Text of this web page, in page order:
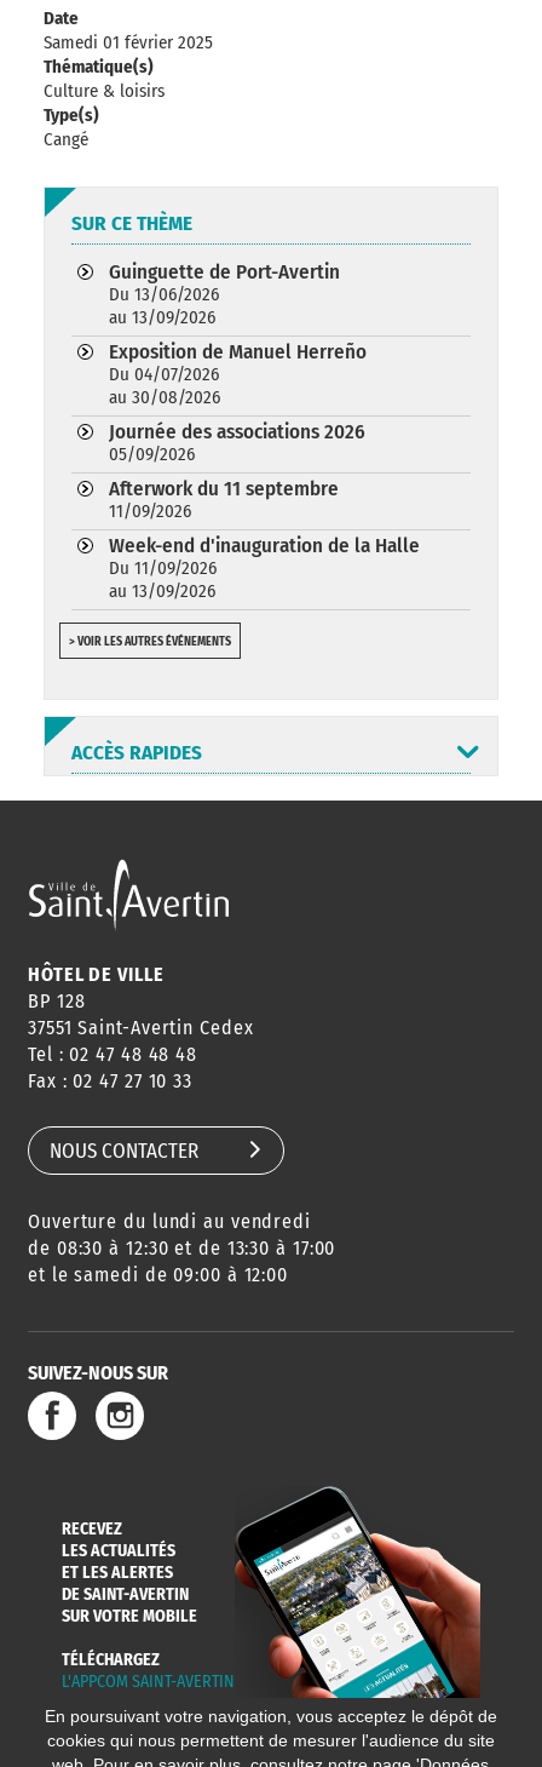
Date
Samedi 01 février 2025
Thématique(s)
Culture & loisirs
Type(s)
Cangé
SUR CE THÈME
Guinguette de Port-Avertin
Du 13/06/2026
au 13/09/2026
Exposition de Manuel Herreño
Du 04/07/2026
au 30/08/2026
Journée des associations 2026
05/09/2026
Afterwork du 11 septembre
11/09/2026
Week-end d'inauguration de la Halle
Du 11/09/2026
au 13/09/2026
> VOIR LES AUTRES ÉVÉNEMENTS
ACCÈS RAPIDES
ANNUAIRE
HORAIRES
CONSEILS
DE QUARTIER
AGENDA
DES SORTIES
URBANISME
SERVICE
DE L'EAU
HÔTEL DE VILLE
BP 128
37551 Saint-Avertin Cedex
Tel : 02 47 48 48 48
Fax : 02 47 27 10 33
NOUS CONTACTER
Ouverture du lundi au vendredi
de 08:30 à 12:30 et de 13:30 à 17:00
et le samedi de 09:00 à 12:00
SUIVEZ-NOUS SUR
RECEVEZ
LES ACTUALITÉS
ET LES ALERTES
DE SAINT-AVERTIN
SUR VOTRE MOBILE
TÉLÉCHARGEZ
L'APPCOM SAINT-AVERTIN
En poursuivant votre navigation, vous acceptez le dépôt de
cookies qui nous permettent de mesurer l'audience du site